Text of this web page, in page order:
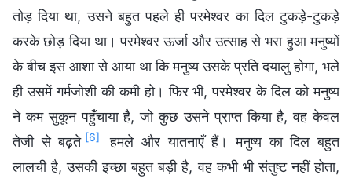
तोड़ दिया था, उसने बहुत पहले ही परमेश्वर का दिल टुकड़े-टुकड़े
करके छोड़ दिया था। परमेश्वर ऊर्जा और उत्साह से भरा हुआ मनुष्यों
के बीच इस आशा से आया था कि मनुष्य उसके प्रति दयालु होगा, भले
ही उसमें गर्मजोशी की कमी हो। फिर भी, परमेश्वर के दिल को मनुष्य
ने कम सुकून पहुँचाया है, जो कुछ उसने प्राप्त किया है, वह केवल
तेजी से बढ़ते [6]
हमले और यातनाएँ हैं। मनुष्य का दिल बहुत
लालची है, उसकी इच्छा बहुत बड़ी है, वह कभी भी संतुष्ट नहीं होता,